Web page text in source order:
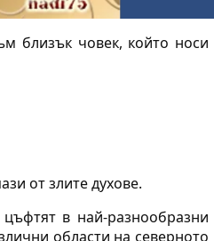
близък човек, който носи
от злите духове.
в най-разнообразни
области на северното